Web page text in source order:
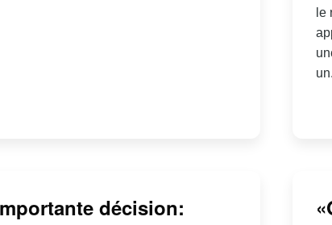
le
décision: